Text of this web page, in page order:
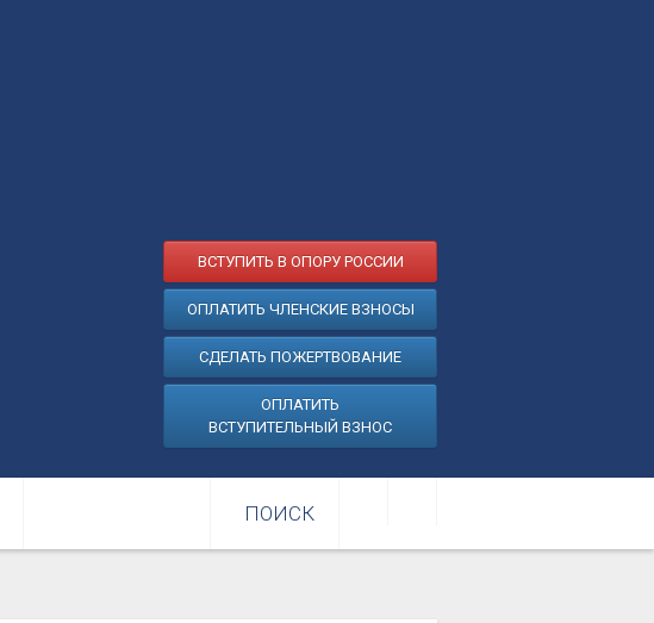
ВСТУПИТЬ В ОПОРУ РОССИИ
ОПЛАТИТЬ ЧЛЕНСКИЕ ВЗНОСЫ
СДЕЛАТЬ ПОЖЕРТВОВАНИЕ
ОПЛАТИТЬ
ВСТУПИТЕЛЬНЫЙ ВЗНОС
ПОИСК